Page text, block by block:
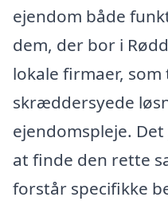
ejendom både
dem, der bor i
lokale firmaer,
skræddersyede
ejendomspleje.
at finde den rette
forstår specifikke